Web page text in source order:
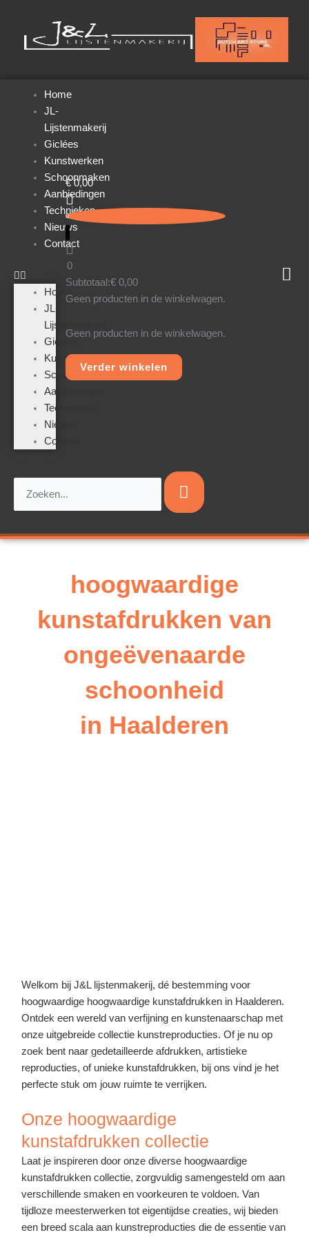
Home
JL-
Lijstenmakerij
Giclées
Kunstwerken
Schoonmaken
Aanbiedingen
Technieken
Nieuws
Contact
Home
JL-
Lijstenmakerij
Giclées
Kunstwerken
Schoonmaken
Aanbiedingen
Technieken
Nieuws
Contact
€0,00
0
0
Subtotaal:€0,00
Geen producten in de winkelwagen.
Geen producten in de winkelwagen.
Verder winkelen
hoogwaardige
kunstafdrukken van
ongeëvenaarde
schoonheid
in Haalderen
Welkom bij J&L lijstenmakerij, dé bestemming voor
hoogwaardige hoogwaardige kunstafdrukken in Haalderen.
Ontdek een wereld van verfijning en kunstenaarschap met
onze uitgebreide collectie kunstreproducties. Of je nu op
zoek bent naar gedetailleerde afdrukken, artistieke
reproducties, of unieke kunstafdrukken, bij ons vind je het
perfecte stuk om jouw ruimte te verrijken.
Onze hoogwaardige
kunstafdrukken collectie
Laat je inspireren door onze diverse hoogwaardige
kunstafdrukken collectie, zorgvuldig samengesteld om aan
verschillende smaken en voorkeuren te voldoen. Van
tijdloze meesterwerken tot eigentijdse creaties, wij bieden
een breed scala aan kunstreproducties die de essentie van